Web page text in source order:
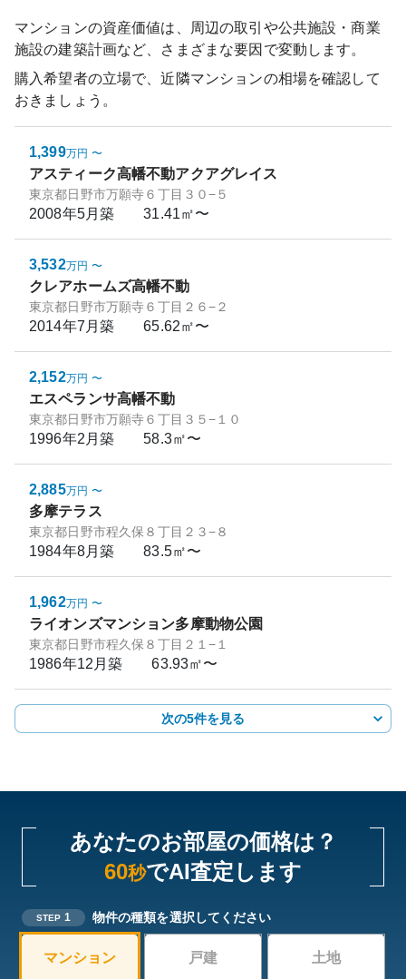
マンションの資産価値は、周辺の取引や公共施設・商業
施設の建築計画など、さまざまな要因で変動します。
購入希望者の立場で、近隣マンションの相場を確認して
おきましょう。
1,399万円 〜
アスティーク高幡不動アクアグレイス
東京都日野市万願寺６丁目３０−５
2008年5月築 31.41㎡〜
3,532万円 〜
クレアホームズ高幡不動
東京都日野市万願寺６丁目２６−２
2014年7月築 65.62㎡〜
2,152万円 〜
エスペランサ高幡不動
東京都日野市万願寺６丁目３５−１０
1996年2月築 58.3㎡〜
2,885万円 〜
多摩テラス
東京都日野市程久保８丁目２３−８
1984年8月築 83.5㎡〜
1,962万円 〜
ライオンズマンション多摩動物公園
東京都日野市程久保８丁目２１−１
1986年12月築 63.93㎡〜
次の5件を見る
あなたのお部屋の価格は？
60秒でAI査定します
STEP 1 物件の種類を選択してください
マンション 戸建 土地